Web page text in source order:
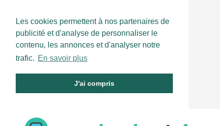
Les cookies permettent à nos partenaires de
publicité et d'analyse de personnaliser le
contenu, les annonces et d'analyser notre
trafic. En savoir plus
J'ai compris